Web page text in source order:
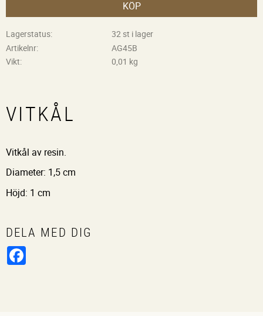
KÖP
Lagerstatus
32 st i lager
Artikelnr
AG45B
Vikt
0,01 kg
VITKÅL
Vitkål av resin.
Diameter: 1,5 cm
Höjd: 1 cm
DELA MED DIG